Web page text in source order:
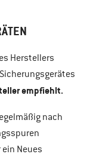
Herstellers
empfiehlt.
nach
Neues